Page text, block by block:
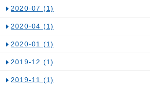
2020-07 (1)
2020-04 (1)
2020-01 (1)
2019-12 (1)
2019-11 (1)